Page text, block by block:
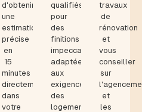
d'obtenir
une
estimation
précise
en
15
minutes
directement
dans
votre
qualifiés
pour
des
finitions
impeccables,
adaptées
aux
exigences
des
logements
travaux
de
rénovation
et
vous
conseiller
sur
et
les